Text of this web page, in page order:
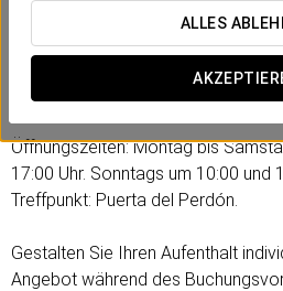
ALLES
- 90-minütige geführte Tour.
Öffnungszeiten: Montag bis
17:00 Uhr. Sonntags um 10:00 und
Treffpunkt: Puerta del Perdón.
Gestalten Sie Ihren Aufenthalt
Angebot während des